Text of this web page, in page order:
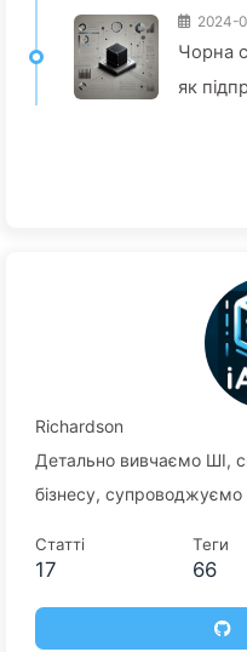
2024-
Чорна
як
Richardson
Детально вивчаємо ШІ,
бізнесу, супроводжуємо
Статті
17
Теги
66